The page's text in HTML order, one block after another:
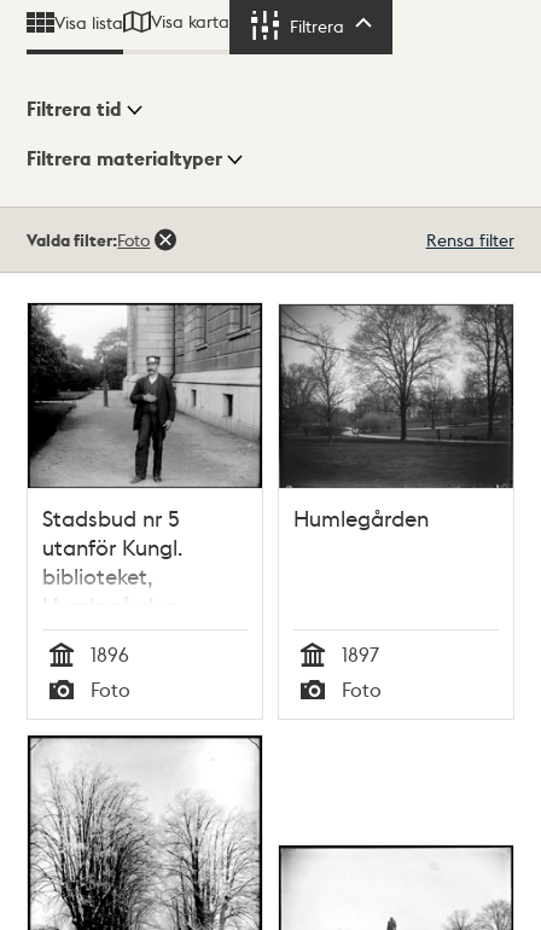
Visa lista Visa karta Filtrera
Visningsläge
Filtrera tid
Filtrera materialtyper
131träffar
Valda filter:Foto Rensa filter
Stadsbud nr 5
utanför Kungl.
biblioteket,
Humlegården
Tid
1896
Typ
Foto
Humlegården
Tid
1897
Typ
Foto